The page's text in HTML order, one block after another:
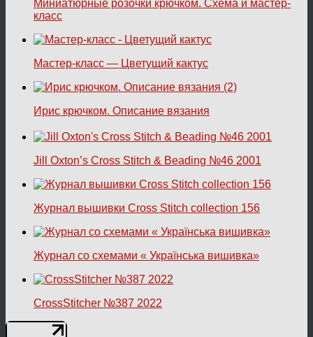
Миниатюрные розочки крючком. Схема и мастер-
класс
Мастер-класс — Цветущий кактус
Ирис крючком. Описание вязания
Jill Oxton’s Cross Stitch & Beading №46 2001
Журнал вышивки Cross Stitch collection 156
Журнал со схемами « Українська вишивка»
CrossStitcher №387 2022